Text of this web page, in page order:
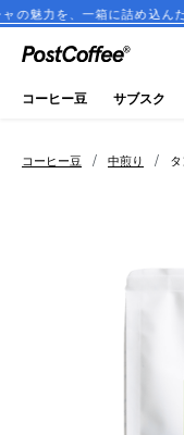
込んだ飲み比べセットが登
close
ログイン
新規会員登録
keyboard_arrow_right
コーヒー豆 / 中煎り /
コーヒー豆 サブスク